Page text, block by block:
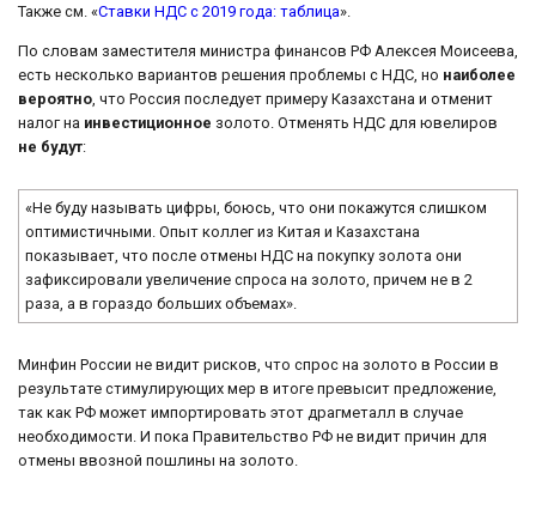
Также см. «Ставки НДС с 2019 года: таблица».
По словам заместителя министра финансов РФ Алексея Моисеева,
есть несколько вариантов решения проблемы с НДС, но наиболее
вероятно , что Россия последует примеру Казахстана и отменит
налог на инвестиционное золото. Отменять НДС для ювелиров
не будут:
«Не буду называть цифры, боюсь, что они покажутся слишком
оптимистичными. Опыт коллег из Китая и Казахстана
показывает, что после отмены НДС на покупку золота они
зафиксировали увеличение спроса на золото, причем не в 2
раза, а в гораздо больших объемах».
Минфин России не видит рисков, что спрос на золото в России в
результате стимулирующих мер в итоге превысит предложение,
так как РФ может импортировать этот драгметалл в случае
необходимости. И пока Правительство РФ не видит причин для
отмены ввозной пошлины на золото.